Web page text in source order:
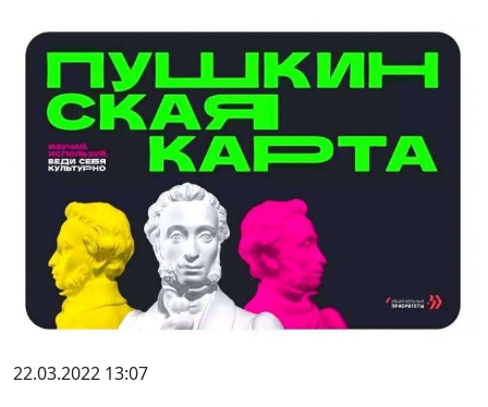
22.03.2022 13:07